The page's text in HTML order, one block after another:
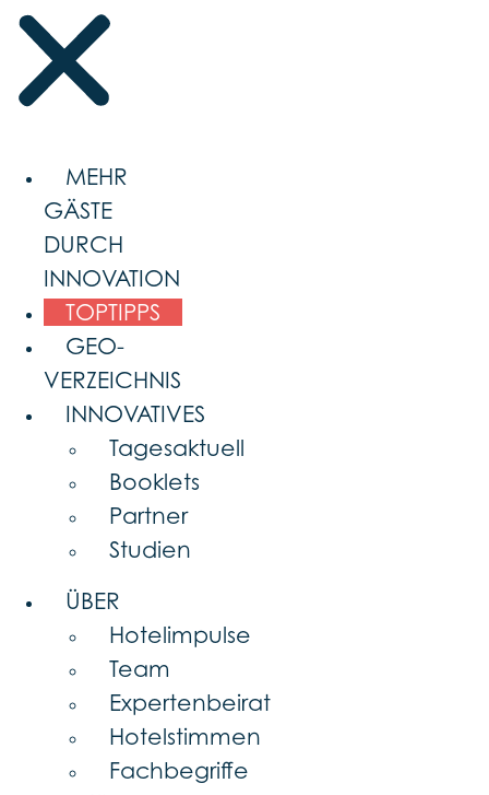
MEHR
GÄSTE
DURCH
INNOVATION
TOPTIPPS
GEO-
VERZEICHNIS
INNOVATIVES
Tagesaktuell
Booklets
Partner
Studien
ÜBER
Hotelimpulse
Team
Expertenbeirat
Hotelstimmen
Fachbegriffe